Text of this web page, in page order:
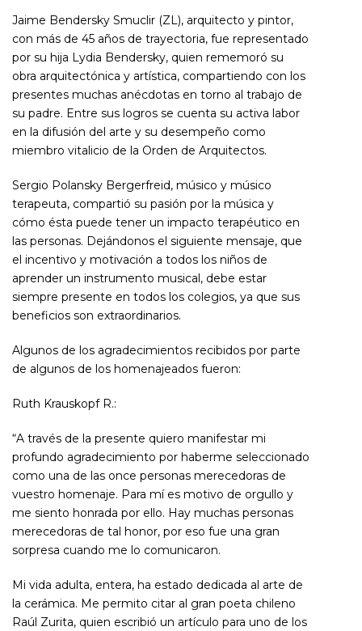
Jaime Bendersky Smuclir (ZL), arquitecto y pintor,
con más de 45 años de trayectoria, fue representado
por su hija Lydia Bendersky, quien rememoró su
obra arquitectónica y artística, compartiendo con los
presentes muchas anécdotas en torno al trabajo de
su padre. Entre sus logros se cuenta su activa labor
en la difusión del arte y su desempeño como
miembro vitalicio de la Orden de Arquitectos.
Sergio Polansky Bergerfreid, músico y músico
terapeuta, compartió su pasión por la música y
cómo ésta puede tener un impacto terapéutico en
las personas. Dejándonos el siguiente mensaje, que
el incentivo y motivación a todos los niños de
aprender un instrumento musical, debe estar
siempre presente en todos los colegios, ya que sus
beneficios son extraordinarios.
Algunos de los agradecimientos recibidos por parte
de algunos de los homenajeados fueron:
Ruth Krauskopf R.:
“A través de la presente quiero manifestar mi
profundo agradecimiento por haberme seleccionado
como una de las once personas merecedoras de
vuestro homenaje. Para mí es motivo de orgullo y
me siento honrada por ello. Hay muchas personas
merecedoras de tal honor, por eso fue una gran
sorpresa cuando me lo comunicaron.
Mi vida adulta, entera, ha estado dedicada al arte de
la cerámica. Me permito citar al gran poeta chileno
Raúl Zurita, quien escribió un artículo para uno de los